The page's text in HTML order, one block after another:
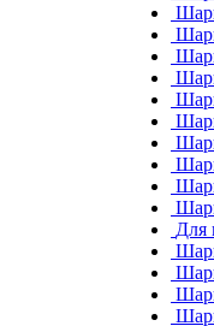
Для